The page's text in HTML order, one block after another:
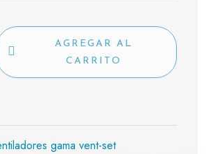
AGREGAR AL
CARRITO
gama vent-set